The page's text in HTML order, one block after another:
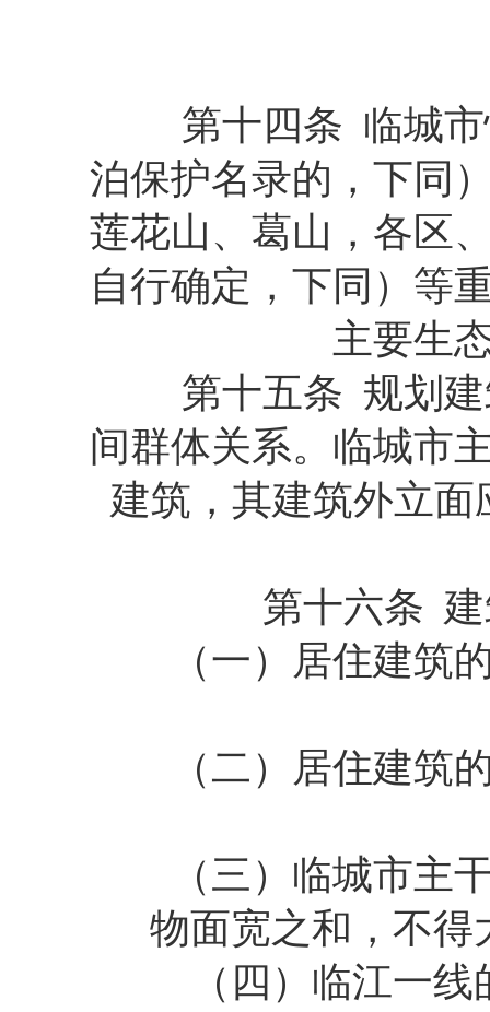
第十四条 临城市
泊保护名录的，下同
莲花山、葛山，各区
自行确定，下同）等
主要生
第十五条 规划建
间群体关系。临城市
建筑，其建筑外立
第十六条 建
（一）居住建筑的
（二）居住建筑的
（三）临城市主干
物面宽之和，不得
（四）临江一线的